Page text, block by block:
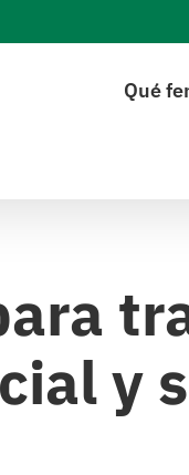
Qué
y